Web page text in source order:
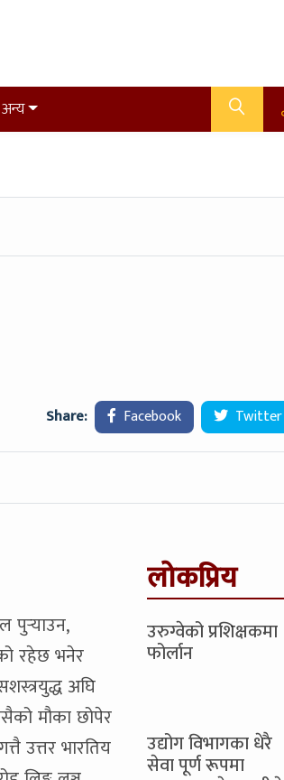
अन्य
Share: Facebook Twitter
पुर्‍याउन,
रहेछ भनेर
अघि
मौका छोपेर
उत्तर भारतिय
लोकप्रिय
उरुग्वेको प्रशिक्षकमा
फोर्लान
उद्योग विभागका धेरै
सेवा पूर्ण रूपमा